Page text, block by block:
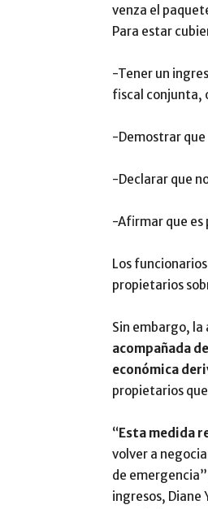
venza el
Para estar
-Tener un
fiscal conjunta,
-Demostrar que
-Declarar que
-Afirmar que es
Los
propietarios
Sin embargo, la
acompañada
económica
propietarios
“Esta medida
volver a
de
ingresos, Diane